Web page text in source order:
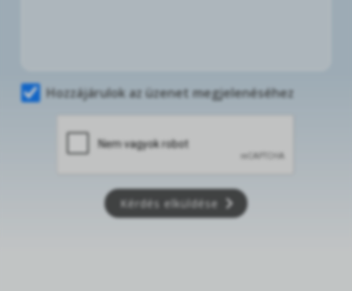
Hozzájárulok az üzenet megjelenéséhez
Kérdés elküldése